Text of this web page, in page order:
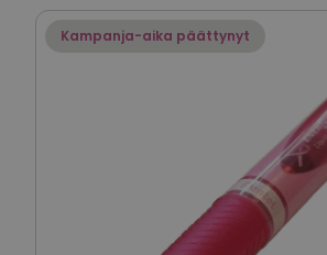
Kampanja-aika päättynyt